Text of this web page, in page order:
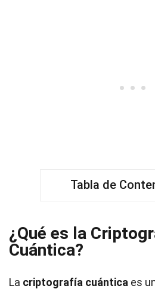
Tabla de
¿Qué es la
Cuántica?
La criptografía cuántica es